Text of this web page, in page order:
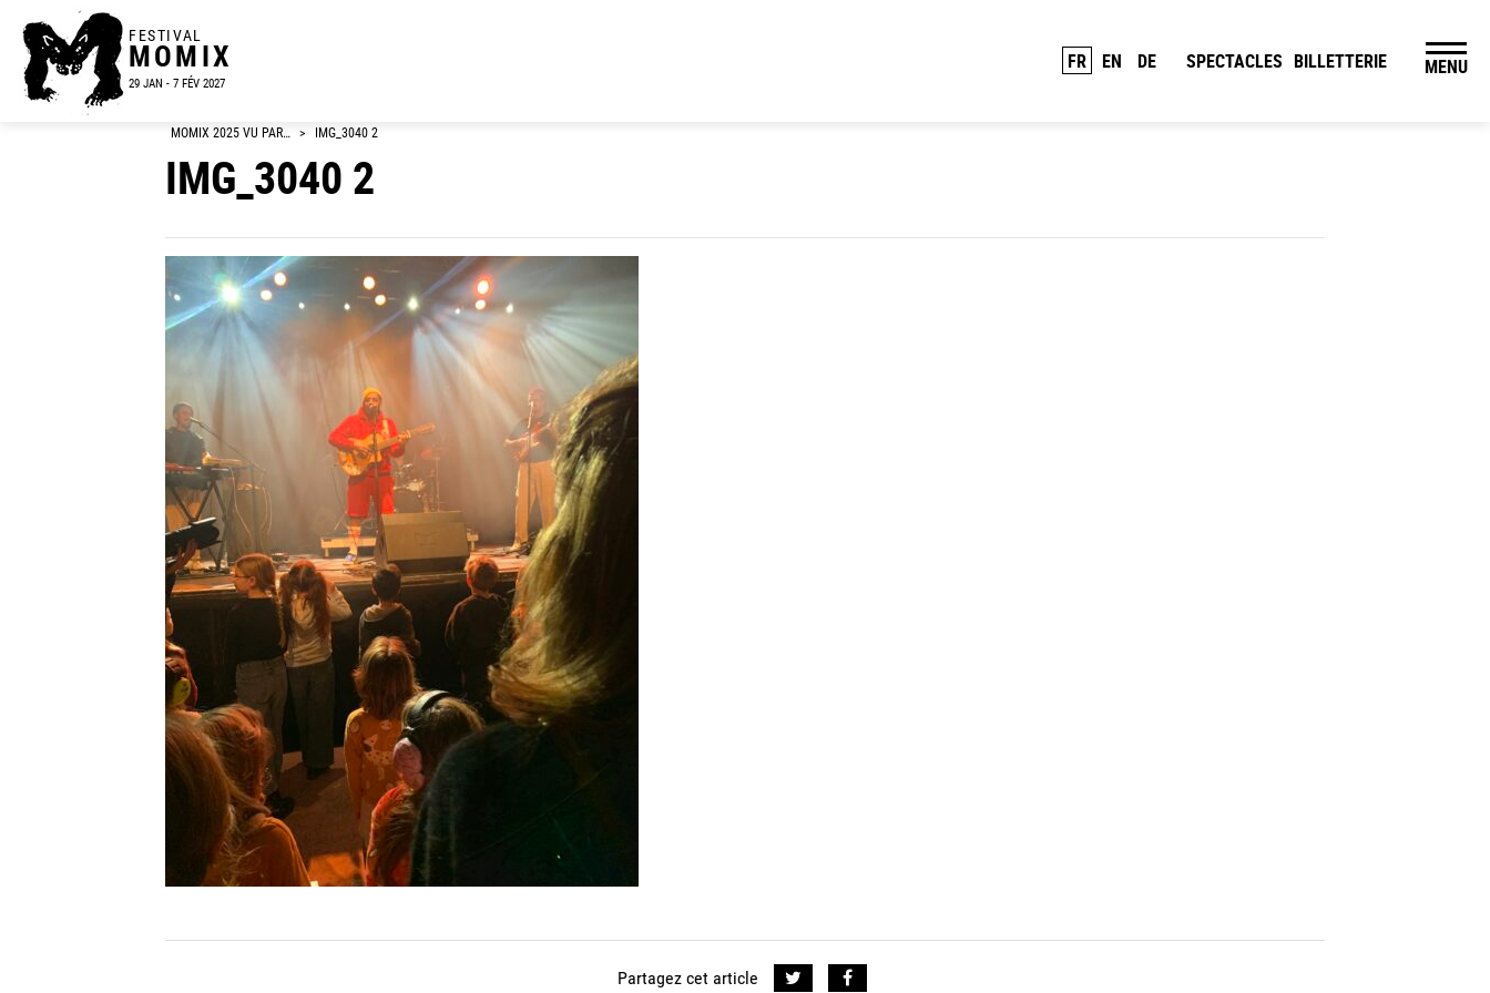
FESTIVAL
MOMIX
29 JAN - 7 FÉV 2027
FR EN DE SPECTACLES BILLETTERIE MENU
MOMIX 2025 VU PAR… > IMG_3040 2
IMG_3040 2
Partagez cet article